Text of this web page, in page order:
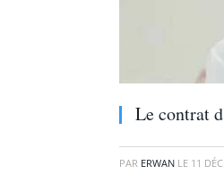
Le contrat
PAR ERWAN LE 11